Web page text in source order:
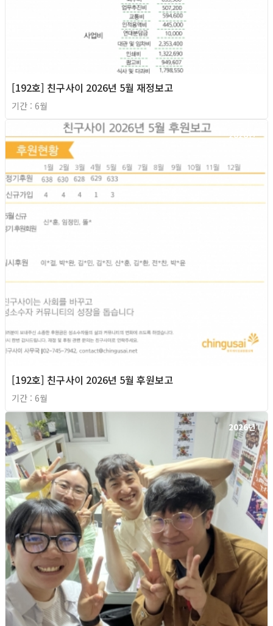
[192호] 친구사이 2026년 5월 재정보고
기간 : 6월
2026년
[192호] 친구사이 2026년 5월 후원보고
기간 : 6월
2026년